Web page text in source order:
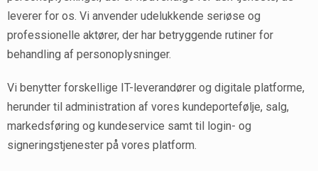
leverer for os. Vi anvender udelukkende seriøse og
professionelle aktører, der har betryggende rutiner for
behandling af personoplysninger.
Vi benytter forskellige IT-leverandører og digitale platforme,
herunder til administration af vores kundeportefølje, salg,
markedsføring og kundeservice samt til login- og
signeringstjenester på vores platform.